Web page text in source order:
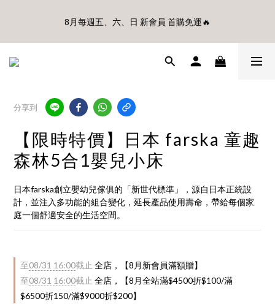
Disney輕量摺疊椅(不累贈)🎊
8月每週五、六、日 新會員 首購免運🔥
🎊8月底前、首購滿$3500贈UBMOM透明防水提袋 滿$6500贈
分享到
【限時特價】日本 farska 童趣
森林5合1嬰兒小床
日本farska創立嬰幼兒傢俱的「新世代標準」，源自日本正統設
計，並注入多功能的組合變化，延長產品使用壽命，帶給每個家
庭一個舒適安全的生活空間。
至08/31 16:00截止 全店，【8月新會員滿額贈】
至08/31 16:00截止 全店，【8月全站滿$4500折$100/滿
$6500折150/滿$9000折$200】